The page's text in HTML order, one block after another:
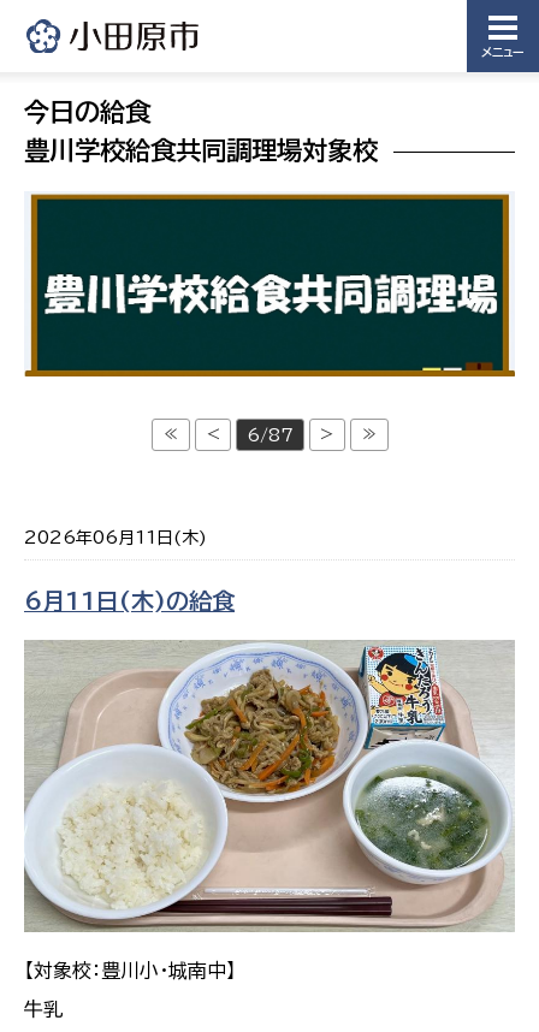
メニュー
今日の給食
豊川学校給食共同調理場対象校
≪ < 6/87 > ≫
2026年06月11日(木)
6月11日(木)の給食
【対象校：豊川小・城南中】
牛乳